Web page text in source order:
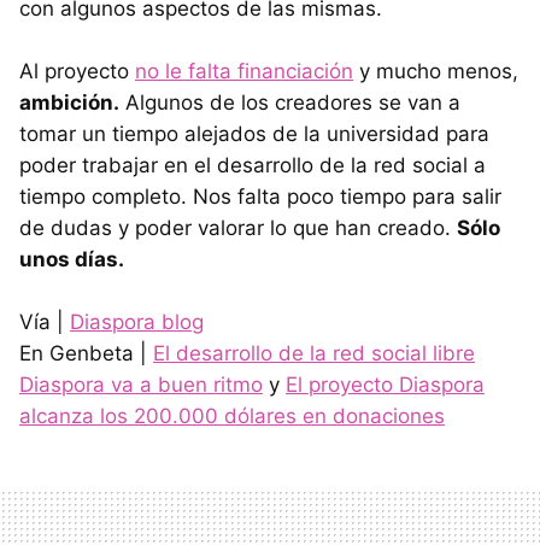
con algunos aspectos de las mismas.
Al proyecto no le falta financiación y mucho menos,
ambición. Algunos de los creadores se van a
tomar un tiempo alejados de la universidad para
poder trabajar en el desarrollo de la red social a
tiempo completo. Nos falta poco tiempo para salir
de dudas y poder valorar lo que han creado. Sólo
unos días.
Vía | Diaspora blog
En Genbeta | El desarrollo de la red social libre
Diaspora va a buen ritmo y El proyecto Diaspora
alcanza los 200.000 dólares en donaciones